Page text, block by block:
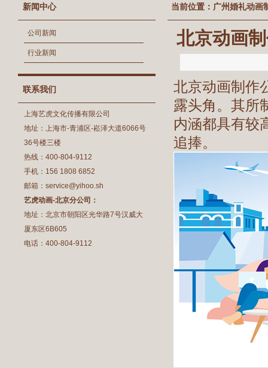
新闻中心
公司新闻
行业新闻
联系我们
上海艺虎文化传播有限公司
地址：上海市-青浦区-崧泽大道6066号
36号楼三楼
热线：400-804-9112
手机：156 1808 6852
邮箱：service@yihoo.sh
艺虎动画-北京分公司：
地址：北京市朝阳区光华路7号汉威大
厦东区6B605
电话：400-804-9112
当前位置： 广州婚礼动画
北京动画
北京动画制作
露头角。其所
内涵都具有较
追捧。